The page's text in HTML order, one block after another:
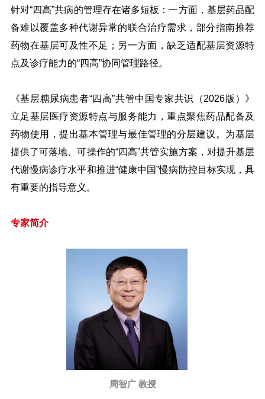
针对“四高”共病的管理存在诸多短板：一方面，基层药品配
备难以覆盖多种代谢异常的联合治疗需求，部分指南推荐
药物在基层可及性不足；另一方面，缺乏适配基层资源特
点及诊疗能力的“四高”协同管理路径。
《基层糖尿病患者“四高”共管中国专家共识（2026版）》
立足基层医疗资源特点与服务能力，重点聚焦药品配备及
药物使用，提出基本管理与最佳管理的分层建议。为基层
提供了可落地、可操作的“四高”共管实施方案，对提升基层
代谢慢病诊疗水平和推进“健康中国”慢病防控目标实现，具
有重要的指导意义。
专家简介
周智广 教授